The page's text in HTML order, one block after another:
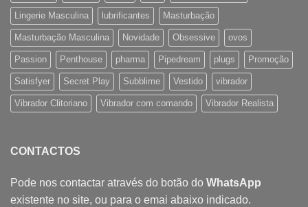
Lingerie Masculina lubrificantes Masturbação
Masturbação Masculina Novidade Obsessive ovos
Passion Penthouse pharma Pipedream plugs Promoção
Satisfyer Secret Play Subblime Vestido vibrador
Vibrador Clitoriano Vibrador com comando Vibrador Realista
CONTACTOS
Pode nos contactar através do botão do WhatsApp
existente no site, ou para o emai abaixo indicado.